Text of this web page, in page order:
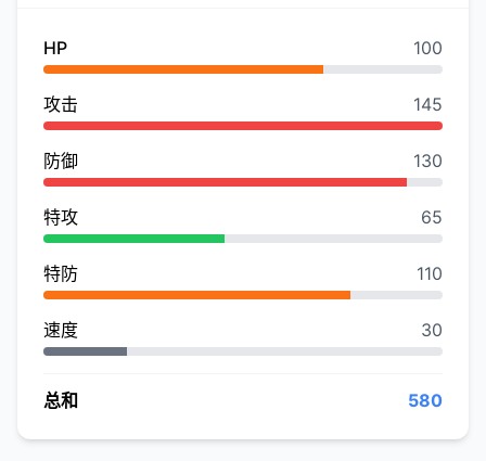
HP 100
攻击 145
防御 130
特攻 65
特防 110
速度 30
总和 580